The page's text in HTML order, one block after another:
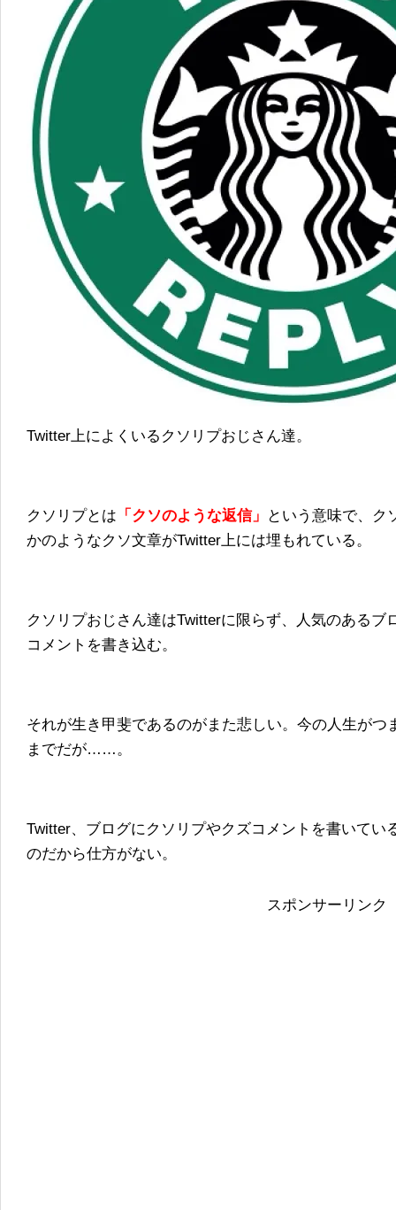
Twitter上によくいるクソリプおじさん達。
クソリプとは 「クソのような返信」
という意味で、ク
かのようなクソ文章がTwitter上には埋もれている。
クソリプおじさん達はTwitterに限らず、人気のあるブ
コメントを書き込む。
それが生き甲斐であるのがまた悲しい。今の人生がつ
までだが……。
Twitter、ブログにクソリプやクズコメントを書いてい
のだから仕方がない。
スポンサーリンク